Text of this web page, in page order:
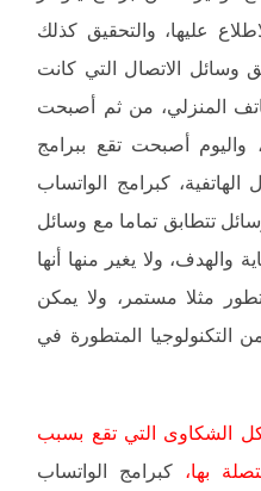
عليها، والتحقيق كذلك
وسائل الاتصال التي كانت
المنزلي، من ثم أصبحت
واليوم أصبحت تقع ببرامج
الهاتفية، كبرامج الواتساب
تتطابق تماما مع وسائل
والهدف، ولا يغير منها أنها
مثلا مستمر، ولا يمكن
التكنولوجيا المتطورة في
كل الشكاوى التي تقع بسبب
بها، كبرامج الواتساب